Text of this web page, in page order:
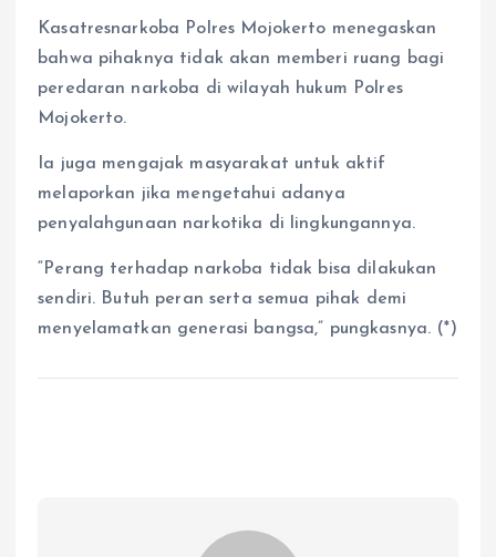
Kasatresnarkoba Polres Mojokerto menegaskan
bahwa pihaknya tidak akan memberi ruang bagi
peredaran narkoba di wilayah hukum Polres
Mojokerto.
Ia juga mengajak masyarakat untuk aktif
melaporkan jika mengetahui adanya
penyalahgunaan narkotika di lingkungannya.
“Perang terhadap narkoba tidak bisa dilakukan
sendiri. Butuh peran serta semua pihak demi
menyelamatkan generasi bangsa,” pungkasnya. (*)